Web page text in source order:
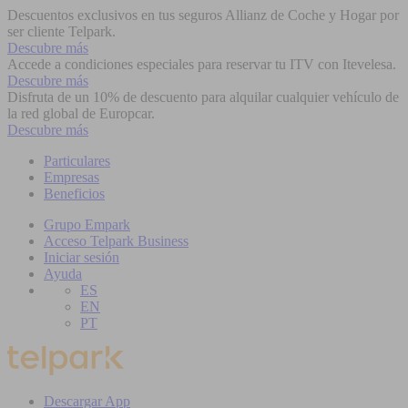
Descuentos exclusivos en tus seguros Allianz de Coche y Hogar por
ser cliente Telpark.
Descubre más
Accede a condiciones especiales para reservar tu ITV con Itevelesa.
Descubre más
Disfruta de un 10% de descuento para alquilar cualquier vehículo de
la red global de Europcar.
Descubre más
Particulares
Empresas
Beneficios
Grupo Empark
Acceso Telpark Business
Iniciar sesión
Ayuda
ES
EN
PT
Descargar App